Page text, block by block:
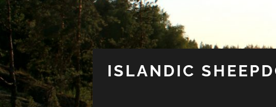
ISLANDIC